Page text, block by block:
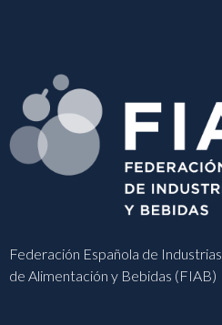
Federación Española de Industrias
de Alimentación y Bebidas (FIAB)